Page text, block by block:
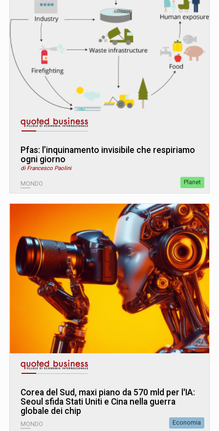
Pfas: l’inquinamento invisibile che respiriamo
ogni giorno
di Francesco Paolini
MONDO Planet
Corea del Sud, maxi piano da 570 mld per l'IA:
Seoul sfida Stati Uniti e Cina nella guerra
globale dei chip
MONDO Economia